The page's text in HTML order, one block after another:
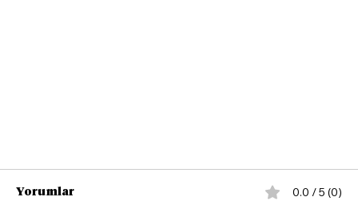
Yorumlar 0.0 / 5 (0)